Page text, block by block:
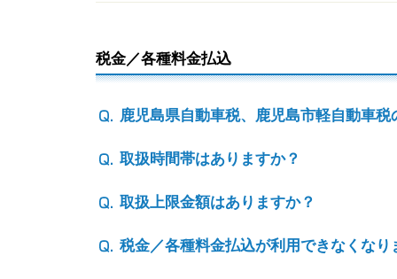
税金／各種料金払込
鹿児島県自動車税、鹿児島市軽自動車
取扱時間帯はありますか？
取扱上限金額はありますか？
税金／各種料金払込が利用できなくな